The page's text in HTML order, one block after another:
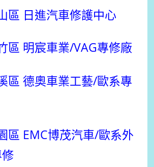
區 日進汽車修護中心
區 明宸車業/VAG專修廠
區 德奧車業工藝/歐系專
區 EMC博茂汽車/歐系外